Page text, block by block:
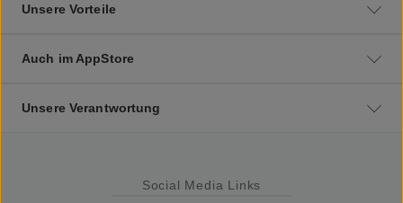
Unsere Vorteile
Auch im AppStore
Unsere Verantwortung
Social Media Links